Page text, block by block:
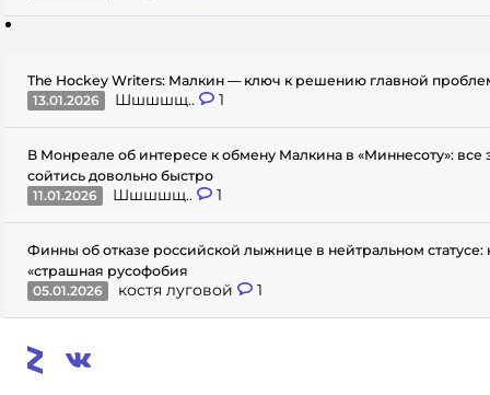
The Hockey Writers: Малкин — ключ к решению главной
13.01.2026
Шшшшщ.. 1
В Монреале об интересе к обмену Малкина в «Миннесоту»: все
сойтись довольно быстро
11.01.2026
Шшшшщ.. 1
Финны об отказе российской лыжнице в нейтральном статусе:
«страшная русофобия
05.01.2026
костя луговой 1